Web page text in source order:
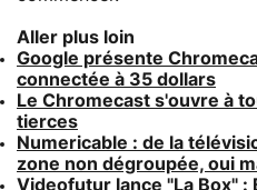
Aller plus loin
Google présente
connectée à 35 dollars
Le Chromecast s'ouvre à
tierces
Numericable : de la
zone non dégroupée, oui
Videofutur lance "La Box" :